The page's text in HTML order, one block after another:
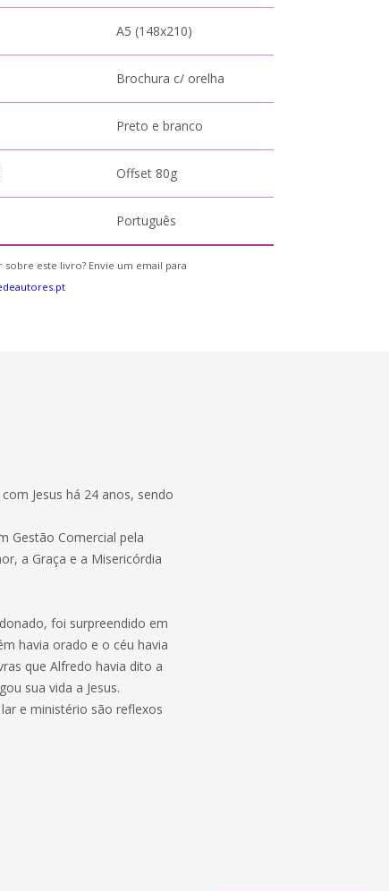
A5 (148x210)
Brochura c/ orelha
Preto e branco
Offset 80g
Português
sobre este livro? Envie um email para
Jesus há 24 anos, sendo
Gestão Comercial pela
a Graça e a Misericórdia
foi surpreendido em
havia orado e o céu havia
que Alfredo havia dito a
sua vida a Jesus.
e ministério são reflexos